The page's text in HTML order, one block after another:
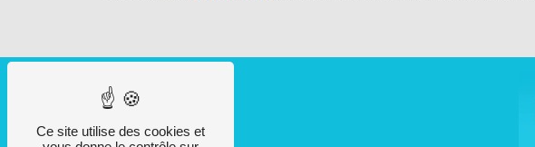
Ce site utilise des cookies et